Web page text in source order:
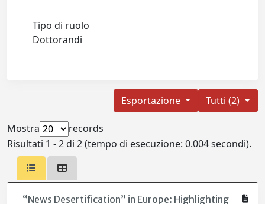
Tipo di ruolo
Dottorandi
Tutti (2)
Esportazione
Mostra
records
Risultati 1 - 2 di 2 (tempo di esecuzione: 0.004 secondi).
“News Desertification” in Europe: Highlighting